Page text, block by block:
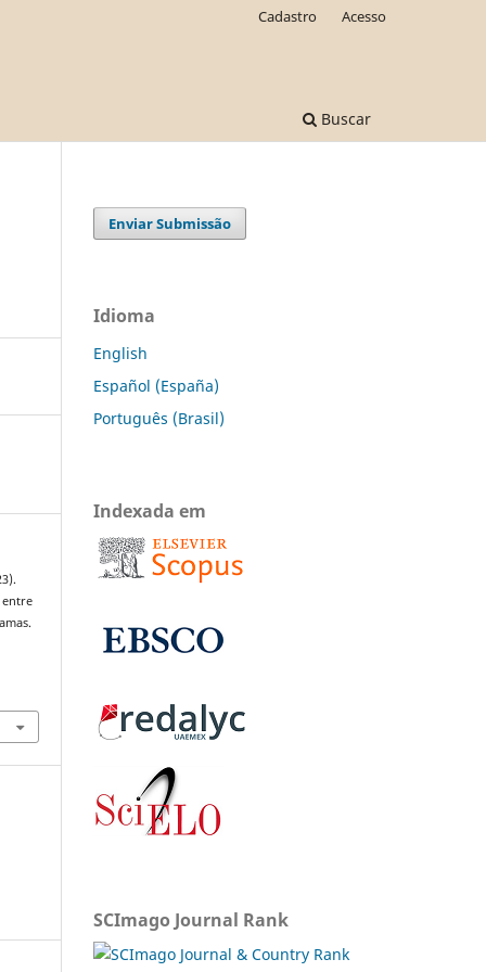
Buscar
Cadastro Acesso
entre
Enviar Submissão
Idioma
English
Español (España)
Português (Brasil)
Indexada em
SCImago Journal Rank